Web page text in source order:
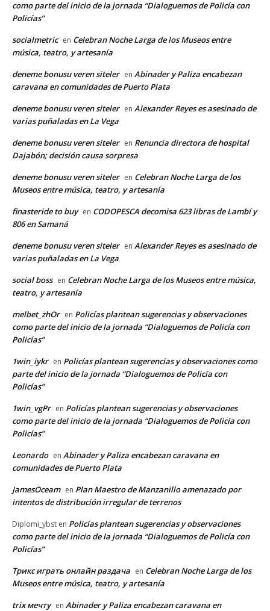
como parte del inicio de la jornada “Dialoguemos de Policía con
Policías”
socialmetric en Celebran Noche Larga de los Museos entre
música, teatro, y artesanía
deneme bonusu veren siteler en Abinader y Paliza encabezan
caravana en comunidades de Puerto Plata
deneme bonusu veren siteler en Alexander Reyes es asesinado de
varias puñaladas en La Vega
deneme bonusu veren siteler en Renuncia directora de hospital
Dajabón; decisión causa sorpresa
deneme bonusu veren siteler en Celebran Noche Larga de los
Museos entre música, teatro, y artesanía
finasteride to buy en CODOPESCA decomisa 623 libras de Lambí y
806 en Samaná
deneme bonusu veren siteler en Alexander Reyes es asesinado de
varias puñaladas en La Vega
social boss en Celebran Noche Larga de los Museos entre música,
teatro, y artesanía
melbet_zhOr en Policías plantean sugerencias y observaciones
como parte del inicio de la jornada “Dialoguemos de Policía con
Policías”
1win_iykr en Policías plantean sugerencias y observaciones como
parte del inicio de la jornada “Dialoguemos de Policía con
Policías”
1win_vgPr en Policías plantean sugerencias y observaciones
como parte del inicio de la jornada “Dialoguemos de Policía con
Policías”
Leonardo en Abinader y Paliza encabezan caravana en
comunidades de Puerto Plata
JamesOceam en Plan Maestro de Manzanillo amenazado por
intentos de distribución irregular de terrenos
Diplomi_ybst en Policías plantean sugerencias y observaciones
como parte del inicio de la jornada “Dialoguemos de Policía con
Policías”
Трикс играть онлайн раздача en Celebran Noche Larga de los
Museos entre música, teatro, y artesanía
trix мечту en Abinader y Paliza encabezan caravana en